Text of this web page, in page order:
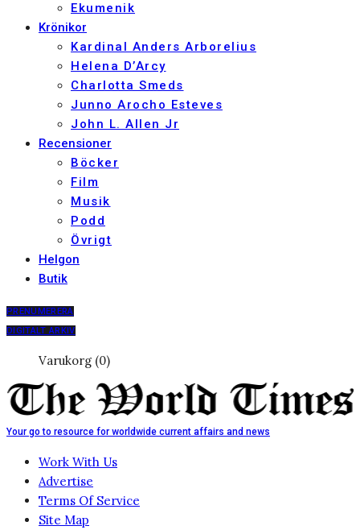
Ekumenik
Krönikor
Kardinal Anders Arborelius
Helena D’Arcy
Charlotta Smeds
Junno Arocho Esteves
John L. Allen Jr
Recensioner
Böcker
Film
Musik
Podd
Övrigt
Helgon
Butik
PRENUMERERA
DIGITALT ARKIV
Varukorg (0)
Your go to resource for worldwide current affairs and news
Work With Us
Advertise
Terms Of Service
Site Map